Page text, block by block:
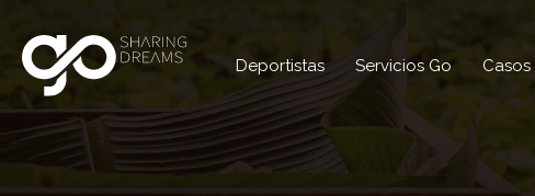
Deportistas Servicios Go